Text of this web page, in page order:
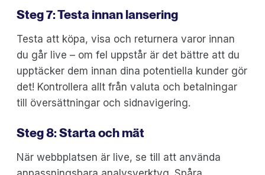
Steg 7: Testa innan lansering
Testa att köpa, visa och returnera varor innan
du går live – om fel uppstår är det bättre att du
upptäcker dem innan dina potentiella kunder gör
det! Kontrollera allt från valuta och betalningar
till översättningar och sidnavigering.
Steg 8: Starta och mät
När webbplatsen är live, se till att använda